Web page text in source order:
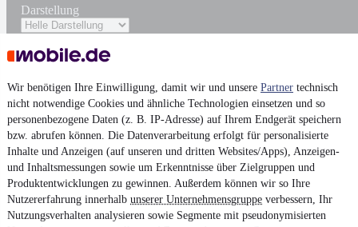
Wir benötigen Ihre Einwilligung, damit wir und unsere Partner technisch
nicht notwendige Cookies und ähnliche Technologien einsetzen und so
personenbezogene Daten (z. B. IP-Adresse) auf Ihrem Endgerät speichern
bzw. abrufen können. Die Datenverarbeitung erfolgt für personalisierte
Inhalte und Anzeigen (auf unseren und dritten Websites/Apps), Anzeigen-
und Inhaltsmessungen sowie um Erkenntnisse über Zielgruppen und
Produktentwicklungen zu gewinnen. Außerdem können wir so Ihre
Nutzererfahrung innerhalb unserer Unternehmensgruppe verbessern, Ihr
Nutzungsverhalten analysieren sowie Segmente mit pseudonymisierten
Darstellung